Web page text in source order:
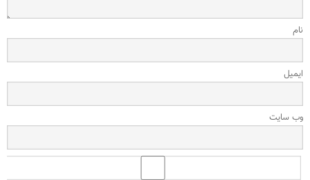
نام
ایمیل
وب‌ سایت